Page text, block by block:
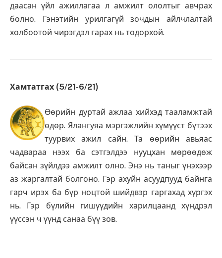
даасан үйл ажиллагаа л амжилт ололтыг авчрах
болно. Гэнэтийн урилгагүй зочдын айлчлалтай
холбоотой чирэгдэл гарах нь тодорхой.
Хамтатгах (5/21-6/21)
Өөрийн дуртай ажлаа хийхэд тааламжтай
өдөр. Ялангуяа мэргэжлийн хүмүүст бүтээх
туурвих ажил сайн. Та өөрийн авьяас
чадвараа нээх ба сэтгэлдээ нууцхан мөрөөдөж
байсан зүйлдээ амжилт олно. Энэ нь таныг үнэхээр
аз жаргалтай болгоно. Гэр ахуйн асуудпууд байнга
гарч ирэх ба бүр ноцтой шийдвэр гаргахад хүргэх
нь. Гэр бүлийн гишүүдийн харилцаанд хүндрэл
үүссэн ч үүнд санаа бүү зов.